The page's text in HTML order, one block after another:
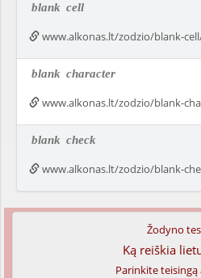
blank cell
www.alkonas.lt/zodzio/blank-
blank character
www.alkonas.lt/zodzio/blank-
blank check
www.alkonas.lt/zodzio/blank-
Žodyno
Ką reiškia
Parinkite